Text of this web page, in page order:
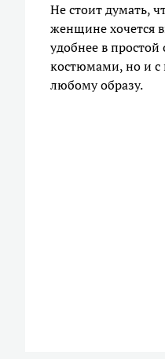
Не стоит думать,
женщине хочется
удобнее в
костюмами, но и с
любому образу.